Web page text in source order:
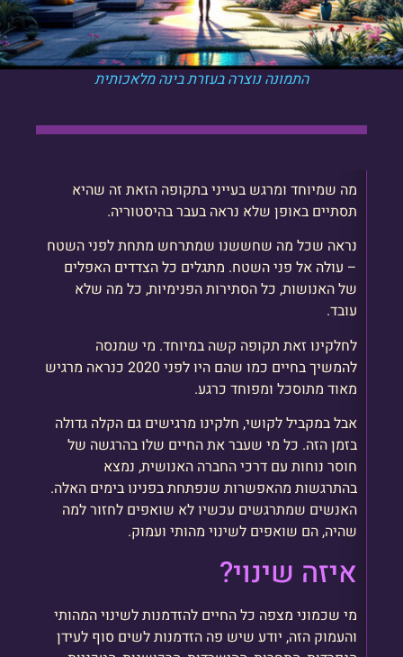
התמונה נוצרה בעזרת בינה מלאכותית
מה שמיוחד ומרגש בעייני בתקופה הזאת זה שהיא
תסתיים באופן שלא נראה בעבר בהיסטוריה.
נראה שכל מה שחששנו שמתרחש מתחת לפני השטח
– עולה אל פני השטח. מתגלים כל הצדדים האפלים
של האנושות, כל הסתירות הפנימיות, כל מה שלא
עובד.
לחלקינו זאת תקופה קשה במיוחד. מי שמנסה
להמשיך בחיים כמו שהם היו לפני 2020 כנראה מרגיש
מאוד מתוסכל ומפוחד כרגע.
אבל במקביל לקושי, חלקינו מרגישים גם הקלה גדולה
בזמן הזה. כל מי שעבר את החיים שלו בהרגשה של
חוסר נוחות עם דרכי החברה האנושית, נמצא
בהתרגשות מהאפשרות שנפתחת בפנינו בימים האלה.
האנשים שמתרגשים עכשיו לא שואפים לחזור למה
שהיה, הם שואפים לשינוי מהותי ועמוק.
איזה שינוי?
מי שכמוני מצפה כל החיים להזדמנות לשינוי המהותי
והעמוק הזה, יודע שיש פה הזדמנות לשים סוף לעידן